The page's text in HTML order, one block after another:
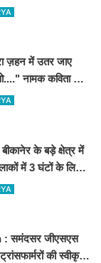
ज़हन में उतर जाए
नामक कविता के
होंगे
के बड़े क्षेत्र में
में 3 घंटों के लिए
समंदसर जीएसएस
की स्वीकृति,